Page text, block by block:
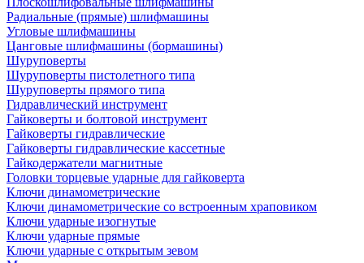
Радиальные (прямые) шлифмашины
Угловые шлифмашины
Цанговые шлифмашины (бормашины)
Шуруповерты
Шуруповерты пистолетного типа
Шуруповерты прямого типа
Гидравлический инструмент
Гайковерты и болтовой инструмент
Гайковерты гидравлические
Гайковерты гидравлические кассетные
Гайкодержатели магнитные
Головки торцевые ударные для гайковерта
Ключи динамометрические
Ключи динамометрические со встроенным храповиком
Ключи ударные изогнутые
Ключи ударные прямые
Ключи ударные с открытым зевом